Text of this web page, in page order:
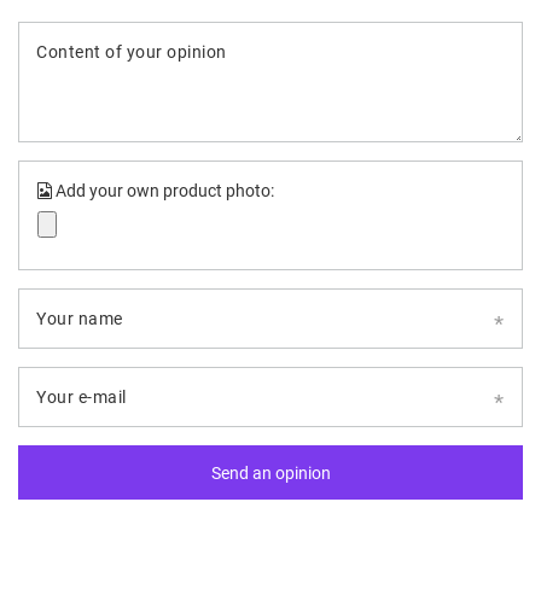
Content of your opinion
Add your own product photo:
Your name
Your e-mail
Send an opinion